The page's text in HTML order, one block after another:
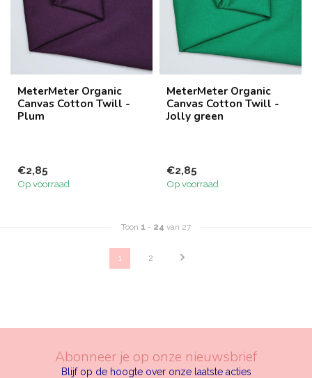
MeterMeter Organic
Canvas Cotton Twill -
Plum
€2,85
Op voorraad
MeterMeter Organic
Canvas Cotton Twill -
Jolly green
€2,85
Op voorraad
Toon 1 - 24 van 27
1 2
Abonneer je op onze nieuwsbrief
Blijf op de hoogte over onze laatste acties